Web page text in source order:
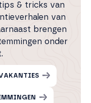
& tricks van
van
brengen
onder